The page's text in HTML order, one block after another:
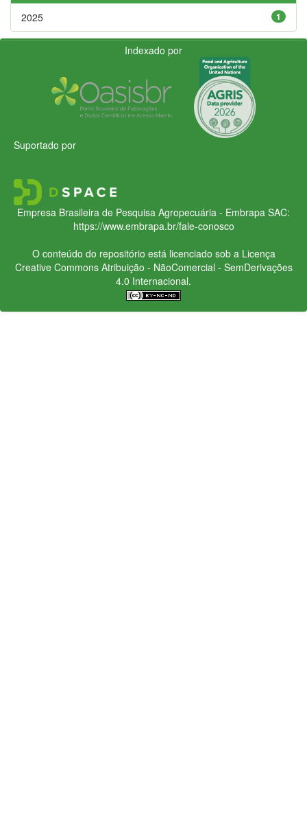
1
2025
Indexado por
Suportado por
Empresa Brasileira de Pesquisa Agropecuária - Embrapa SAC:
https://www.embrapa.br/fale-conosco
O conteúdo do repositório está licenciado sob a Licença
Creative CommonsAtribuição - NãoComercial - SemDerivações
4.0 Internacional.